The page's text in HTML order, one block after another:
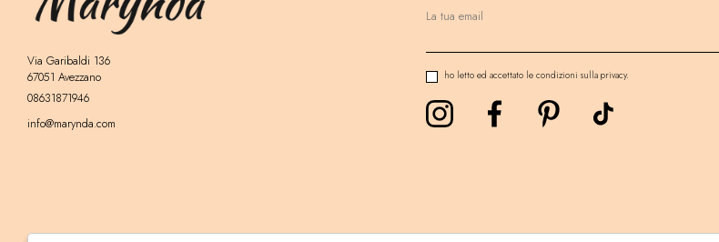
Via Garibaldi 136
67051 Avezzano
08631871946
info@marynda.com
ho letto ed accettato le condizioni sulla privacy.